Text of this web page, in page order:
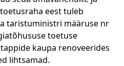
eest tuleb
taristuministri määruse nr
toetuse
kaupa renoveerides
lihtsamad.